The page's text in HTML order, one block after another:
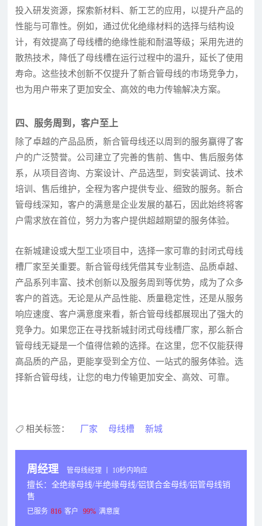
投入研发资源，探索新材料、新工艺的应用，以提升产品的
性能与可靠性。例如，通过优化绝缘材料的选择与结构设
计，有效提高了母线槽的绝缘性能和耐温等级；采用先进的
散热技术，降低了母线槽在运行过程中的温升，延长了使用
寿命。这些技术创新不仅提升了新合管母线的市场竞争力，
也为用户带来了更加安全、高效的电力传输解决方案。
四、服务周到，客户至上
除了卓越的产品品质，新合管母线还以周到的服务赢得了客
户的广泛赞誉。公司建立了完善的售前、售中、售后服务体
系，从项目咨询、方案设计、产品选型，到安装调试、技术
培训、售后维护，全程为客户提供专业、细致的服务。新合
管母线深知，客户的满意是企业发展的基石，因此始终将客
户需求放在首位，努力为客户提供超越期望的服务体验。
在新城建设或大型工业项目中，选择一家可靠的封闭式母线
槽厂家至关重要。新合管母线凭借其专业制造、品质卓越、
产品系列丰富、技术创新以及服务周到等优势，成为了众多
客户的首选。无论是从产品性能、质量稳定性，还是从服务
响应速度、客户满意度来看，新合管母线都展现出了强大的
竞争力。如果您正在寻找新城封闭式母线槽厂家，那么新合
管母线无疑是一个值得信赖的选择。在这里，您不仅能获得
高品质的产品，更能享受到全方位、一站式的服务体验。选
择新合管母线，让您的电力传输更加安全、高效、可靠。
相关标签： 厂家 母线槽 新城
周经理 管母线经理 丨 10秒内响应
擅长：全绝缘母线/半绝缘母线/铝镁合金母线/铝管母线销
售
已服务 816 客户 99% 满意度